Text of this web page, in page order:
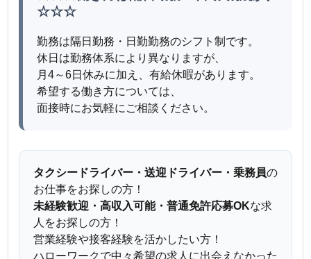
☆☆☆
勤務は隔日勤務・日勤勤務のシフト制です。
休日は勤務体系により異なりますが、
月4～6日休みに加え、有給休暇があります。
希望する働き方については、
面接時にお気軽にご相談ください。
タクシードライバー・送迎ドライバー・乗務員の
お仕事をお探しの方！
未経験歓迎・高収入可能・普通免許応募OKな求
人をお探しの方！
営業経験や接客経験を活かしたい方！
ハローワークで中々希望の求人に出会えなかった